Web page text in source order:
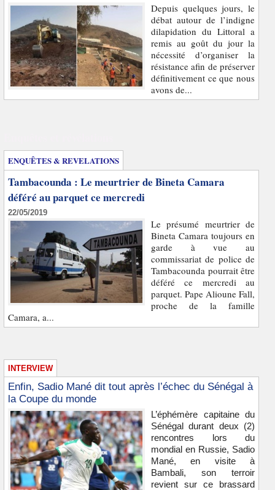
Depuis quelques jours, le
débat autour de l’indigne
dilapidation du Littoral a
remis au goût du jour la
nécessité d’organiser la
résistance afin de préserver
définitivement ce que nous
avons de...
ENQUÊTES & REVELATIONS
Tambacounda : Le meurtrier de Bineta Camara
déféré au parquet ce mercredi
22/05/2019
Le présumé meurtrier de
Bineta Camara toujours en
garde à vue au
commissariat de police de
Tambacounda pourrait être
déféré ce mercredi au
parquet. Pape Alioune Fall,
proche de la famille
Camara, a...
INTERVIEW
Enfin, Sadio Mané dit tout après l’échec du Sénégal à
la Coupe du monde
L’éphémère capitaine du
Sénégal durant deux (2)
rencontres lors du
mondial en Russie, Sadio
Mané, en visite à
Bambali, son terroir
revient sur ce brassard